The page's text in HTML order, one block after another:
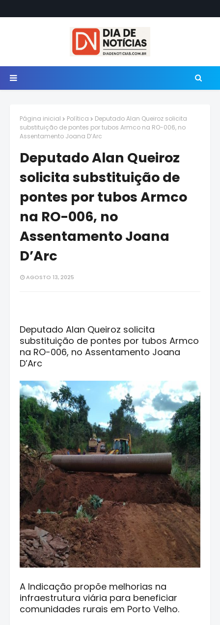
Página inicial Política
Deputado Alan Queiroz solicita
substituição de pontes por tubos Armco na RO-006, no
Assentamento Joana D’Arc
Deputado Alan Queiroz
solicita substituição de
pontes por tubos Armco
na RO-006, no
Assentamento Joana
D’Arc
AGOSTO 13, 2025
Deputado Alan Queiroz solicita
substituição de pontes por tubos Armco
na RO-006, no Assentamento Joana
D’Arc
A Indicação propõe melhorias na
infraestrutura viária para beneficiar
comunidades rurais em Porto Velho.